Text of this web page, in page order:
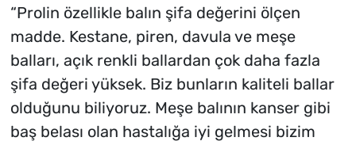
“Prolin özellikle balın şifa değerini ölçen
madde. Kestane, piren, davula ve meşe
balları, açık renkli ballardan çok daha fazla
şifa değeri yüksek. Biz bunların kaliteli ballar
olduğunu biliyoruz. Meşe balının kanser gibi
baş belası olan hastalığa iyi gelmesi bizim